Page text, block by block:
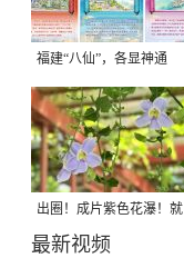
福建“八仙”，各显神通
出圈！成片紫色花瀑！就
在光明港公园
最新视频